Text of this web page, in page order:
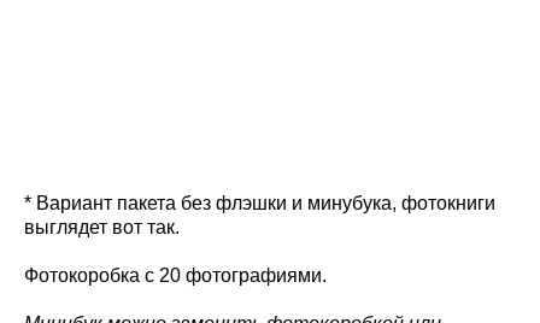
* Вариант пакета без флэшки и минубука, фотокниги
выглядет вот так.
Фотокоробка с 20 фотографиями.